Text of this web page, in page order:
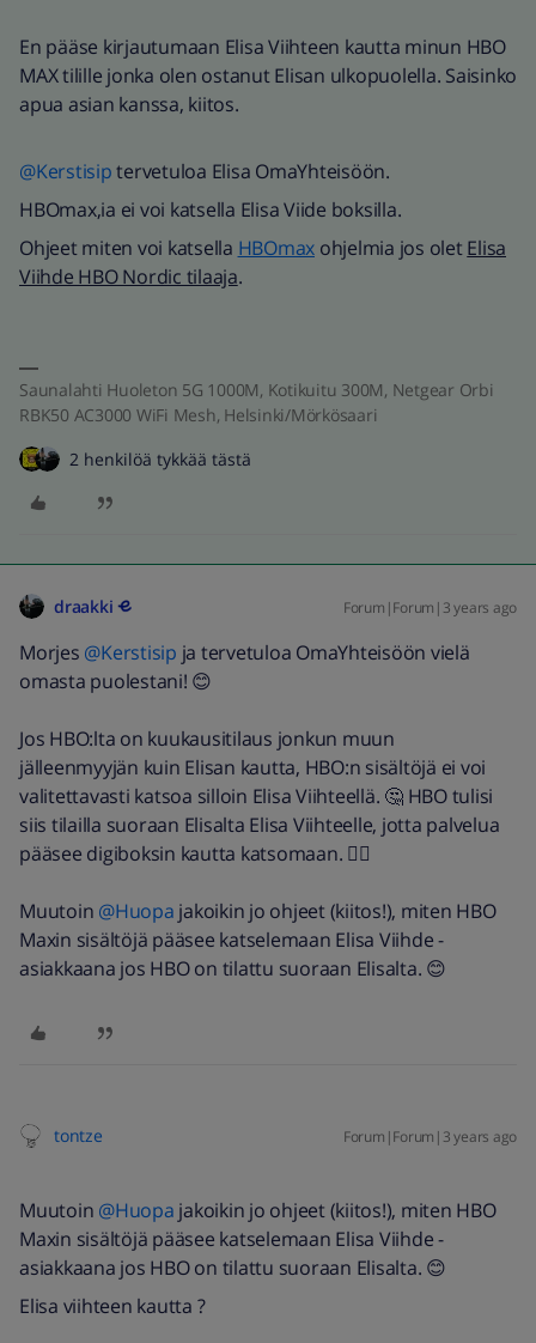
En pääse kirjautumaan Elisa Viihteen kautta minun HBO
MAX tilille jonka olen ostanut Elisan ulkopuolella. Saisinko
apua asian kanssa, kiitos.
@Kerstisiptervetuloa Elisa OmaYhteisöön.
HBOmax,ia ei voi katsella Elisa Viide boksilla.
Ohjeet miten voi katsella HBOmax ohjelmia jos oletElisa
Viihde HBO Nordic tilaaja.
Saunalahti Huoleton 5G 1000M, Kotikuitu 300M, Netgear Orbi
RBK50 AC3000 WiFi Mesh, Helsinki/Mörkösaari
2 henkilöä tykkää tästä
draakki Forum|Forum|3 years ago
Morjes @Kerstisip ja tervetuloa OmaYhteisöön vielä
omasta puolestani! 😊
Jos HBO:lta on kuukausitilaus jonkun muun
jälleenmyyjän kuin Elisan kautta, HBO:n sisältöjä ei voi
valitettavasti katsoa silloin Elisa Viihteellä. 🤔 HBO tulisi
siis tilailla suoraan Elisalta Elisa Viihteelle, jotta palvelua
pääsee digiboksin kautta katsomaan. 👍🏼
Muutoin @Huopa jakoikin jo ohjeet (kiitos!), miten HBO
Maxin sisältöjä pääsee katselemaan Elisa Viihde -
asiakkaana jos HBO on tilattu suoraan Elisalta. 😊
tontze Forum|Forum|3 years ago
Muutoin @Huopa jakoikin jo ohjeet (kiitos!), miten HBO
Maxin sisältöjä pääsee katselemaan Elisa Viihde -
asiakkaana jos HBO on tilattu suoraan Elisalta. 😊
Elisa viihteen kautta ?